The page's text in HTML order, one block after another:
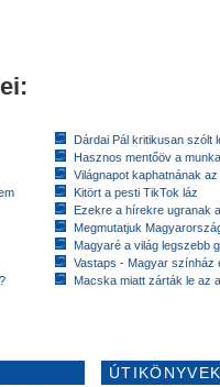
Dárdai Pál kritikusan szólt
Hasznos mentőöv a
Világnapot kaphatnának
Kitört a pesti TikTok láz
Ezekre a hírekre ugranak
Megmutatjuk
Magyaré a világ legszebb
Vastaps - Magyar színház
Macska miatt zárták le az